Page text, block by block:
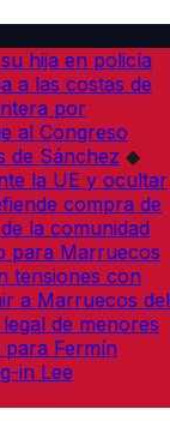
hija en policía
a las costas de
por
al Congreso
de Sánchez ◆
la UE y ocultar
compra de
la comunidad
para Marruecos
tensiones con
a Marruecos del
de menores
Fermín
in Lee